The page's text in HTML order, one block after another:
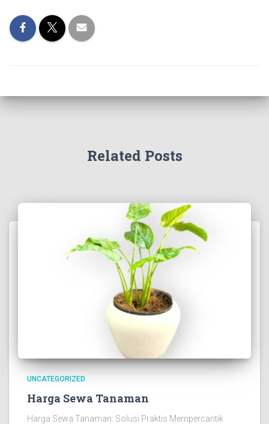
Related Posts
UNCATEGORIZED
Harga Sewa Tanaman
Harga Sewa Tanaman: Solusi Praktis Mempercantik